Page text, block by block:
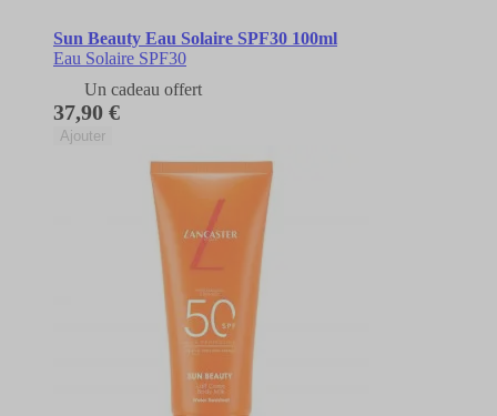
Sun Beauty Eau Solaire SPF30 100ml
Eau Solaire SPF30
Un cadeau offert
37,90 €
Ajouter